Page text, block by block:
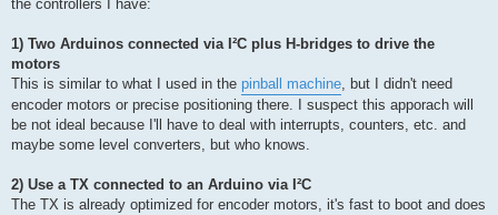
the controllers I have:
1) Two Arduinos connected via I²C plus H-bridges to drive the
motors
This is similar to what I used in the pinball machine, but I didn't need
encoder motors or precise positioning there. I suspect this apporach will
be not ideal because I'll have to deal with interrupts, counters, etc. and
maybe some level converters, but who knows.
2) Use a TX connected to an Arduino via I²C
The TX is already optimized for encoder motors, it's fast to boot and does